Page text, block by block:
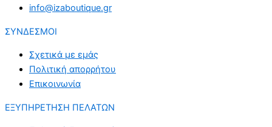
info@izaboutique.gr
ΣΥΝΔΕΣΜΟΙ
Σχετικά με εμάς
Πολιτική απορρήτου
Επικοινωνία
ΕΞΥΠΗΡΕΤΗΣΗ ΠΕΛΑΤΩΝ